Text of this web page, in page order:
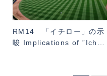
RM14 「イチロー」の示
唆 Implications of ”Ich…